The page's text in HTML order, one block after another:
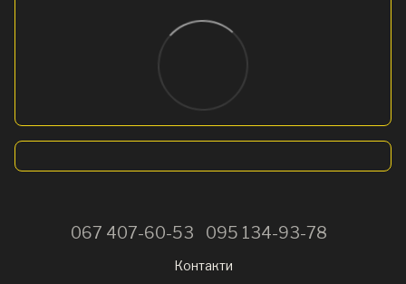
067 407-60-53 095 134-93-78
Контакти